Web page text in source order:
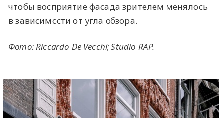
чтобы восприятие фасада зрителем менялось
в зависимости от угла обзора.
Фото:Riccardo De Vecchi; Studio RAP.